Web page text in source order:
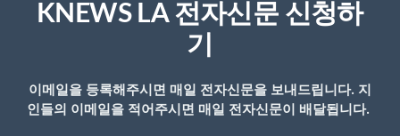
한인사회도 더 이상 남의 일로만 볼 수 없다는
니티 활동가 코리 한 씨는 “인신매매 조직은 더
KNEWS LA 전자신문 신청하
기
이메일을 등록해주시면 매일 전자신문을 보내드립니다. 지
인들의 이메일을 적어주시면 매일 전자신문이 배달됩니다.